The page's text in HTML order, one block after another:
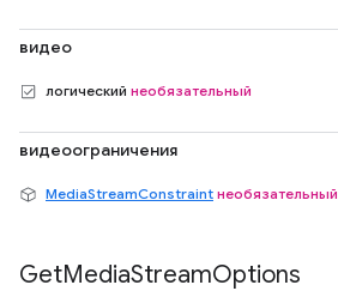
видео
логический необязательный
видеоограничения
MediaStreamConstraint необязательный
GetMediaStreamOptions